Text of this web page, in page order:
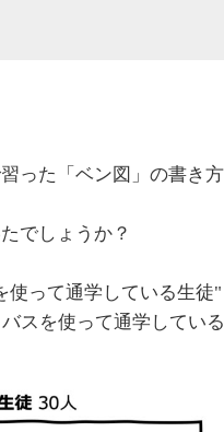
った「ベン図」の書き方
でしょうか？
って通学している生徒
スを使って通学してい